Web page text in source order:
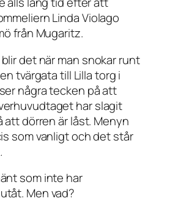
Linda Violago
från Mugaritz.
det när man snokar runt
tvärgata till Lilla torg i
några tecken på att
har slagit
att dörren är låst. Menyn
som vanligt och det står
som inte har
Men vad?